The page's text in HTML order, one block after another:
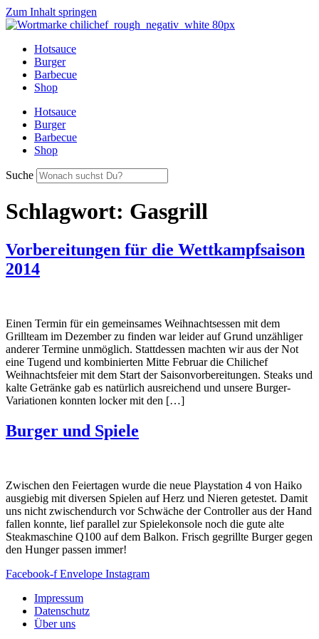
Zum Inhalt springen
Hotsauce
Burger
Barbecue
Shop
Hotsauce
Burger
Barbecue
Shop
Suche
Schlagwort: Gasgrill
Vorbereitungen für die Wettkampfsaison
2014
Einen Termin für ein gemeinsames Weihnachtsessen mit dem
Grillteam im Dezember zu finden war leider auf Grund unzähliger
anderer Termine unmöglich. Stattdessen machten wir aus der Not
eine Tugend und kombinierten Mitte Februar die Chilichef
Weihnachtsfeier mit dem Start der Saisonvorbereitungen. Steaks und
kalte Getränke gab es natürlich ausreichend und unsere Burger-
Variationen konnten locker mit den […]
Burger und Spiele
Zwischen den Feiertagen wurde die neue Playstation 4 von Haiko
ausgiebig mit diversen Spielen auf Herz und Nieren getestet. Damit
uns nicht zwischendurch vor Schwäche der Controller aus der Hand
fallen konnte, lief parallel zur Spielekonsole noch die gute alte
Steakmaschine Q100 auf dem Balkon. Frisch gegrillte Burger gegen
den Hunger passen immer!
Facebook-f Envelope Instagram
Impressum
Datenschutz
Über uns